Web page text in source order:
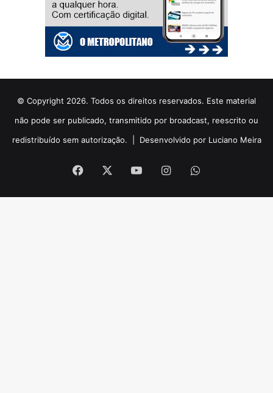
© Copyright 2026. Todos os direitos reservados. Este material
não pode ser publicado, transmitido por broadcast, reescrito ou
redistribuído sem autorização. | Desenvolvido por Luciano Meira
Facebook YouTubeInstagramWhatsApp